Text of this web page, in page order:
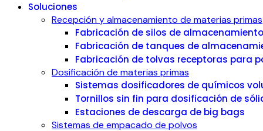
Soluciones
Recepción y almacenamiento de materias primas
Fabricación de silos de
Fabricación de tanques de
Fabricación de tolvas receptoras para
Dosificación de materias primas
Sistemas dosificadores de químicos
Tornillos sin fin para dosificación de
Estaciones de descarga de big bags
Sistemas de empacado de polvos